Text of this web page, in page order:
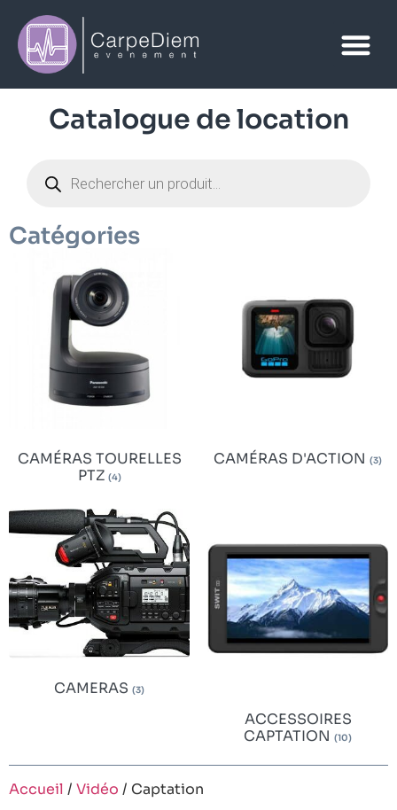
Catalogue de location
Catégories
CAMÉRAS TOURELLES
PTZ (4)
CAMÉRAS D'ACTION (3)
CAMERAS (3)
ACCESSOIRES
CAPTATION (10)
Accueil / Vidéo / Captation